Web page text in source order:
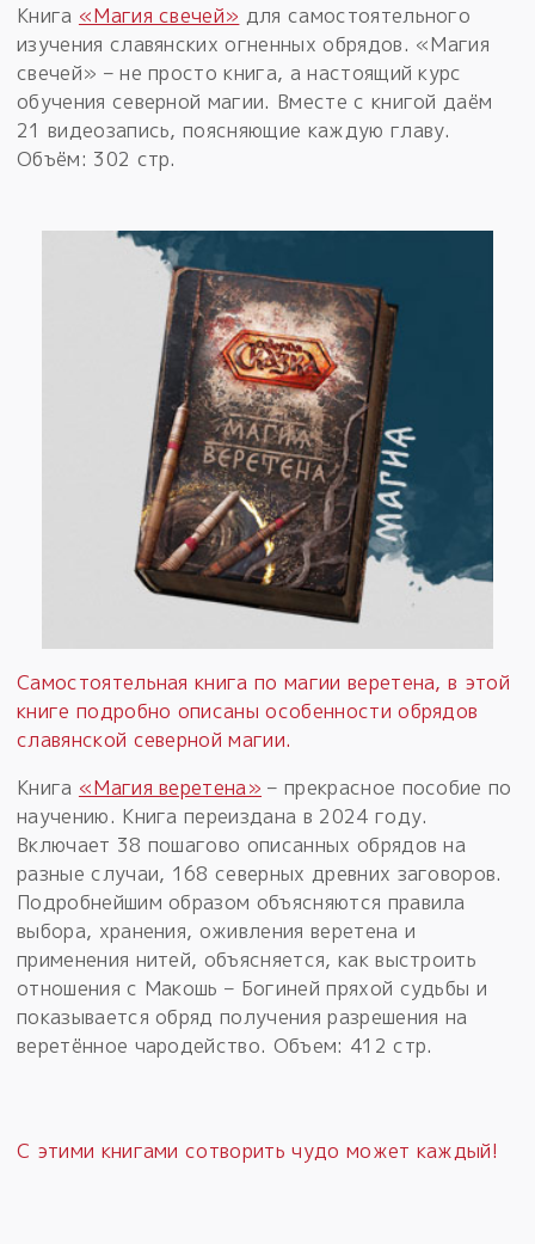
Книга «Магия свечей» для самостоятельного
изучения славянских огненных обрядов. «Магия
свечей» – не просто книга, а настоящий курс
обучения северной магии. Вместе с книгой даём
21 видеозапись, поясняющие каждую главу.
Объём: 302 стр.
Самостоятельная книга по магии веретена, в этой
книге подробно описаны особенности обрядов
славянской северной магии.
Книга «Магия веретена» – прекрасное пособие по
научению. Книга переиздана в 2024 году.
Включает 38 пошагово описанных обрядов на
разные случаи, 168 северных древних заговоров.
Подробнейшим образом объясняются правила
выбора, хранения, оживления веретена и
применения нитей, объясняется, как выстроить
отношения с Макошь – Богиней пряхой судьбы и
показывается обряд получения разрешения на
веретённое чародейство. Объем: 412 стр.
С этими книгами сотворить чудо может каждый!